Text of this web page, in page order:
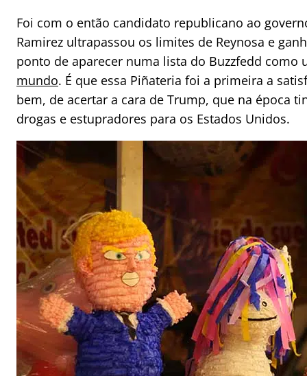
Foi com o então candidato republicano ao
Ramirez ultrapassou os limites de Reynosa e
ponto de aparecer numa lista do Buzzfedd como
mundo. É que essa Piñateria foi a primeira a
bem, de acertar a cara de Trump, que na época
drogas e estupradores para os Estados Unidos.